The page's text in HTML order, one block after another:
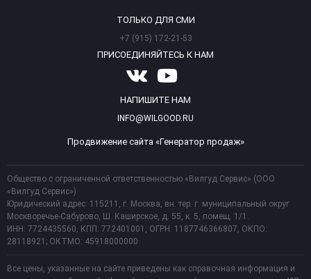
ТОЛЬКО ДЛЯ СМИ
+7 (915) 172-21-53
ПРИСОЕДИНЯЙТЕСЬ К НАМ
НАПИШИТЕ НАМ
INFO@WILGOOD.RU
Продвижение сайта «Генератор продаж»
Общество с ограниченной ответственностью «Вилгуд Сервис» (ООО
«Вилгуд Сервис»)
Юридический адрес: 115211, г. Москва, вн. тер. г. муниципальный округ
Москворечье-Сабурово, Ш. Каширское, д. 55, к. 5, помещ. 1/1.
ИНН: 7724435560, КПП: 772401001, ОГРН: 1187746366807, ОКПО:
28118921; ОКТМО: 45918000000
Все цены, указанные на сайте приведены как справочная информация и